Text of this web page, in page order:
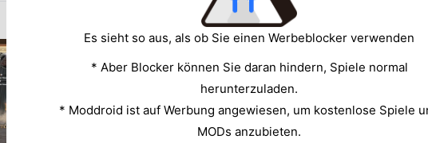
Es sieht so aus, als ob Sie einen Werbeblocker verwenden
* Aber Blocker können Sie daran hindern, Spiele normal
herunterzuladen.
* Moddroid ist auf Werbung angewiesen, um kostenlose Spiele
MODs anzubieten.